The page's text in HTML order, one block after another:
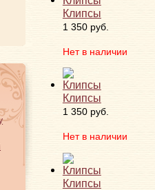
Клипсы
1 350 руб.
Нет в наличии
Клипсы
1 350 руб.
Нет в наличии
Клипсы